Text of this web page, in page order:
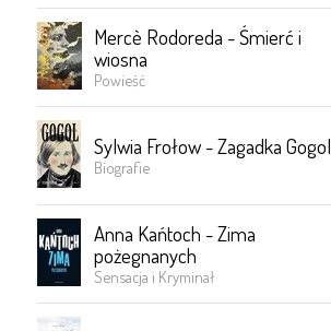
Mercè Rodoreda - Śmierć i
wiosna
Powieść
Sylwia Frołow - Zagadka Gogol
Biografie
Anna Kańtoch - Zima
pożegnanych
Sensacja i Kryminał